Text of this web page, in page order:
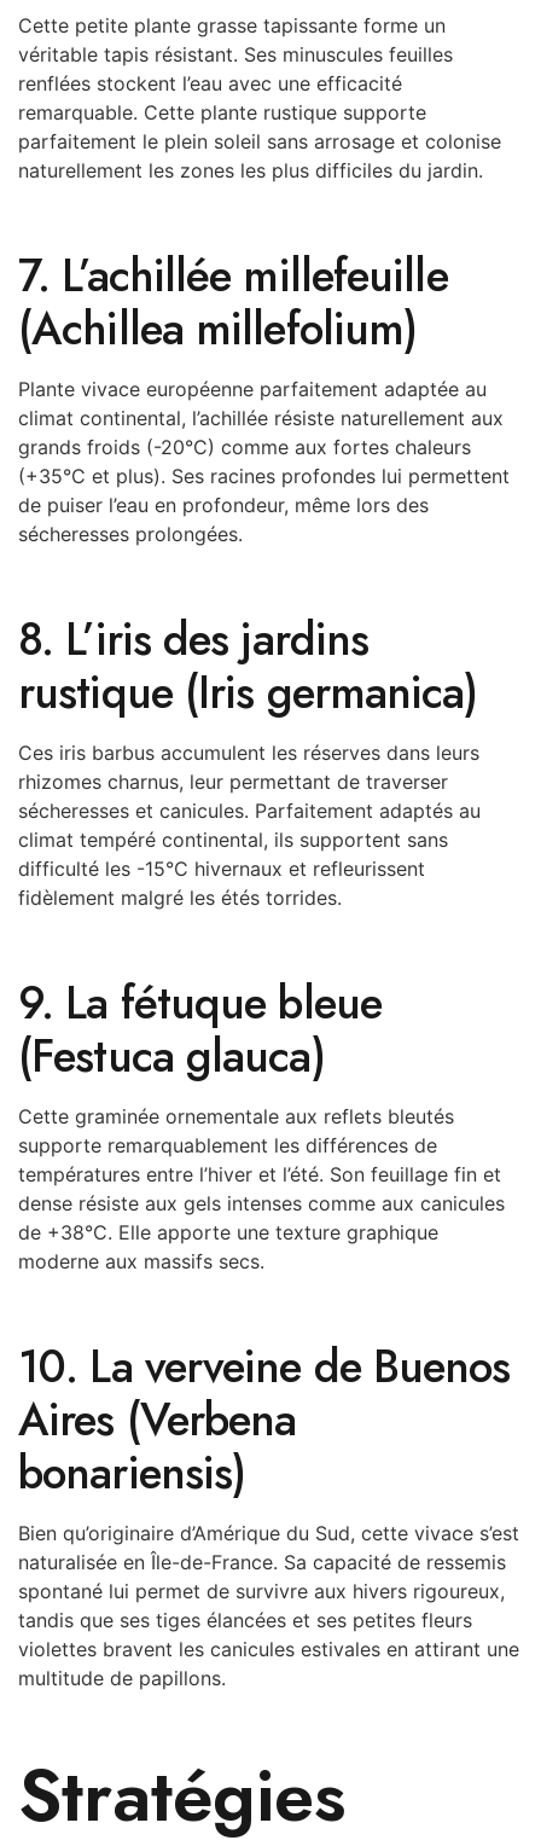
Cette petite plante grasse tapissante forme un
véritable tapis résistant. Ses minuscules feuilles
renflées stockent l’eau avec une efficacité
remarquable. Cette plante rustique supporte
parfaitement le plein soleil sans arrosage et colonise
naturellement les zones les plus difficiles du jardin.
7. L’achillée millefeuille
(Achillea millefolium)
Plante vivace européenne parfaitement adaptée au
climat continental, l’achillée résiste naturellement aux
grands froids (-20°C) comme aux fortes chaleurs
(+35°C et plus). Ses racines profondes lui permettent
de puiser l’eau en profondeur, même lors des
sécheresses prolongées.
8. L’iris des jardins
rustique (Iris germanica)
Ces iris barbus accumulent les réserves dans leurs
rhizomes charnus, leur permettant de traverser
sécheresses et canicules. Parfaitement adaptés au
climat tempéré continental, ils supportent sans
difficulté les -15°C hivernaux et refleurissent
fidèlement malgré les étés torrides.
9. La fétuque bleue
(Festuca glauca)
Cette graminée ornementale aux reflets bleutés
supporte remarquablement les différences de
températures entre l’hiver et l’été. Son feuillage fin et
dense résiste aux gels intenses comme aux canicules
de +38°C. Elle apporte une texture graphique
moderne aux massifs secs.
10. La verveine de Buenos
Aires (Verbena
bonariensis)
Bien qu’originaire d’Amérique du Sud, cette vivace s’est
naturalisée en Île-de-France. Sa capacité de ressemis
spontané lui permet de survivre aux hivers rigoureux,
tandis que ses tiges élancées et ses petites fleurs
violettes bravent les canicules estivales en attirant une
multitude de papillons.
Stratégies